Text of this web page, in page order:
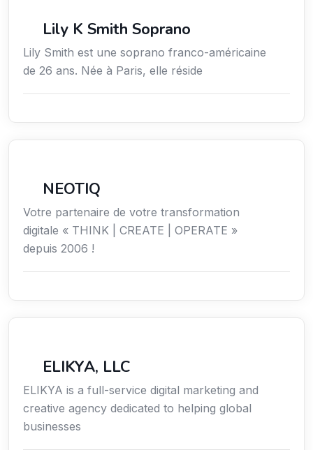
Lily K Smith Soprano
Lily Smith est une soprano franco-américaine
de 26 ans. Née à Paris, elle réside
NEOTIQ
Votre partenaire de votre transformation
digitale « THINK | CREATE | OPERATE »
depuis 2006 !
ELIKYA, LLC
ELIKYA is a full-service digital marketing and
creative agency dedicated to helping global
businesses